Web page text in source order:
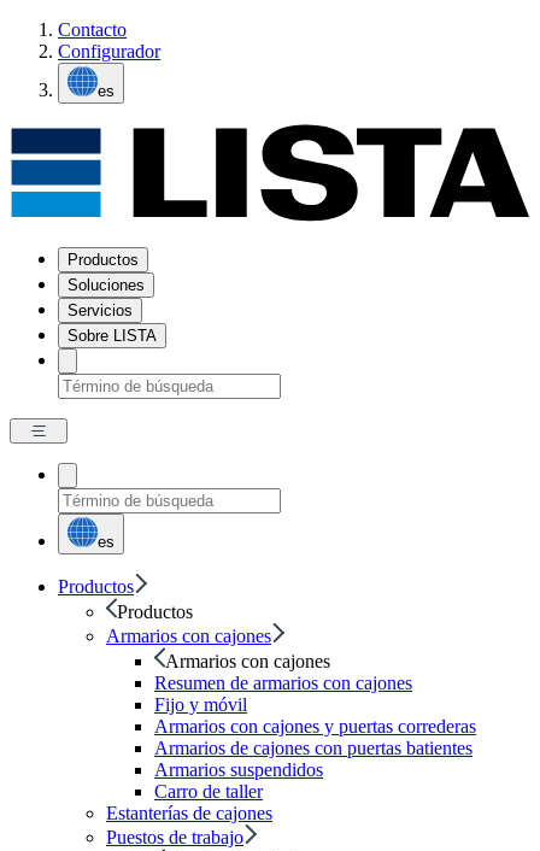
Contacto
Configurador
es
Productos
Soluciones
Servicios
Sobre LISTA
es
Productos
Productos
Armarios con cajones
Armarios con cajones
Resumen de armarios con cajones
Fijo y móvil
Armarios con cajones y puertas correderas
Armarios de cajones con puertas batientes
Armarios suspendidos
Carro de taller
Estanterías de cajones
Puestos de trabajo